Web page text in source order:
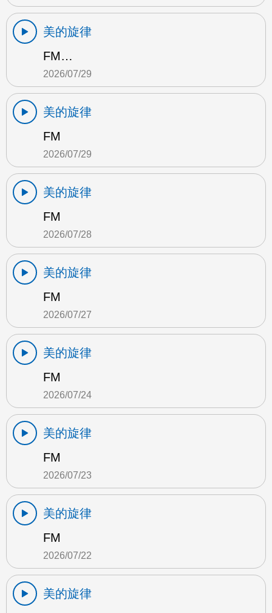
美的旋律
FM…
2026/07/29
美的旋律
FM
2026/07/29
美的旋律
FM
2026/07/28
美的旋律
FM
2026/07/27
美的旋律
FM
2026/07/24
美的旋律
FM
2026/07/23
美的旋律
FM
2026/07/22
美的旋律